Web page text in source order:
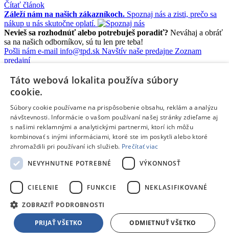
Čítať článok
Záleží nám na našich zákazníkoch. Spoznaj nás a zisti, prečo sa
nákup u nás skutočne oplatí.
Nevieš sa rozhodnúť alebo potrebuješ poradiť? Neváhaj a obráť
sa na našich odborníkov, sú tu len pre teba!
Pošli nám e-mail info@tpd.sk Navštív naše predajne Zoznam
predajní
Informácie a kontakty
Informácie a kontakty
O nás
Klub TPD Rodina
Záruka kvality
Splátkový predaj
Obchodné podmienky
Reklamácie, sťažnosti
Odstúpiť od zmluvy tu
Predĺžená záruka a poistenie
Ako nakupovať
Predajne a kontakty
Centrum pre zákazníkov
Možnosti platby
Táto webová lokalita používa súbory
cookie.
Súbory cookie používame na prispôsobenie obsahu, reklám a analýzu
návštevnosti. Informácie o vašom používaní našej stránky zdieľame aj
s našimi reklamnými a analytickými partnermi, ktorí ich môžu
kombinovať s inými informáciami, ktoré ste im poskytli alebo ktoré
zhromaždili pri používaní ich služieb. Prečítať viac
NEVYHNUTNE POTREBNÉ
VÝKONNOSŤ
CIELENIE FUNKCIE NEKLASIFIKOVANÉ
ZOBRAZIŤ PODROBNOSTI
PRIJAŤ VŠETKO ODMIETNUŤ VŠETKO